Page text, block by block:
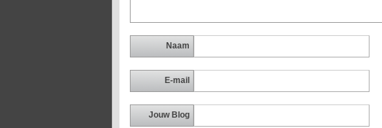
Naam
E-mail
Jouw Blog